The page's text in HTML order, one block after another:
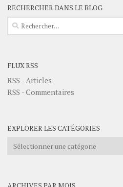
RECHERCHER DANS LE BLOG
Rechercher :
FLUX RSS
RSS - Articles
RSS - Commentaires
EXPLORER LES CATÉGORIES
Explorer
ARCHIVES PAR MOIS